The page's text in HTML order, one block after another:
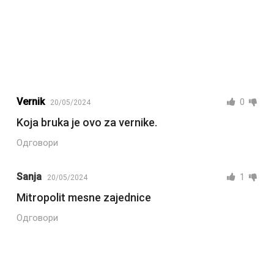
Vernik 20/05/2024 0
Koja bruka je ovo za vernike.
Одговори
Sanja 20/05/2024 1
Mitropolit mesne zajednice
Одговори